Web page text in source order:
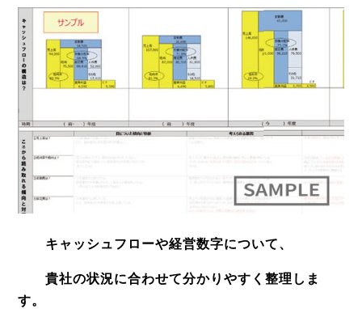
キャッシュフローや経営数字について、
貴社の状況に合わせて分かりやすく整理しま
す。